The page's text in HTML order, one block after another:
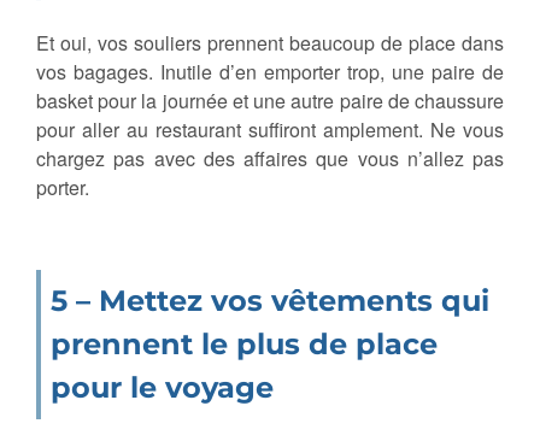
Et oui, vos souliers prennent beaucoup de place dans
vos bagages. Inutile d’en emporter trop, une paire de
basket pour la journée et une autre paire de chaussure
pour aller au restaurant suffiront amplement. Ne vous
chargez pas avec des affaires que vous n’allez pas
porter.
5 – Mettez vos vêtements qui
prennent le plus de place
pour le voyage